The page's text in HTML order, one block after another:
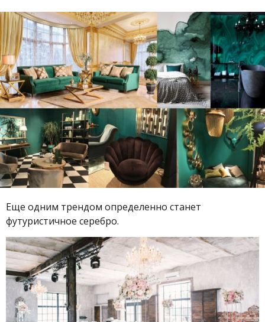
Еще одним трендом определенно станет
футуристичное серебро.